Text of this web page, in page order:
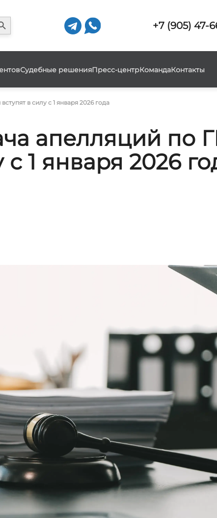
Button
+7 (905) 47-
Судебные решенияПресс-центрКомандаКонтакты
в силу с 1 января 2026 года
апелляций по
1 января 2026